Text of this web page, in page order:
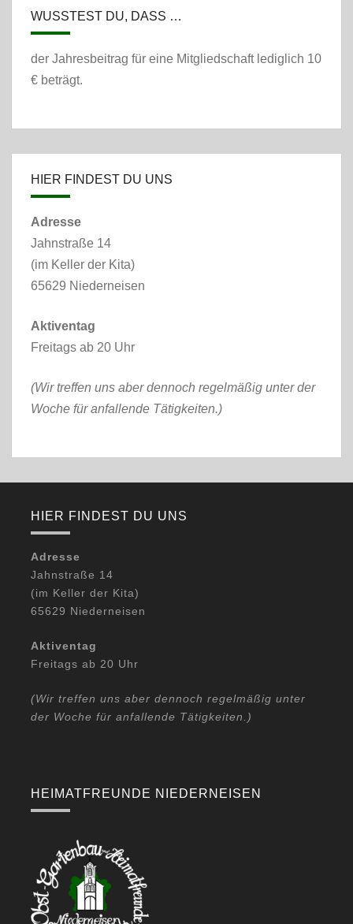
WUSSTEST DU, DASS …
der Jahresbeitrag für eine Mitgliedschaft lediglich 10
€ beträgt.
HIER FINDEST DU UNS
Adresse
Jahnstraße 14
(im Keller der Kita)
65629 Niederneisen
Aktiventag
Freitags ab 20 Uhr
(Wir treffen uns aber dennoch regelmäßig unter der
Woche für anfallende Tätigkeiten.)
HIER FINDEST DU UNS
Adresse
Jahnstraße 14
(im Keller der Kita)
65629 Niederneisen
Aktiventag
Freitags ab 20 Uhr
(Wir treffen uns aber dennoch regelmäßig unter
der Woche für anfallende Tätigkeiten.)
HEIMATFREUNDE NIEDERNEISEN